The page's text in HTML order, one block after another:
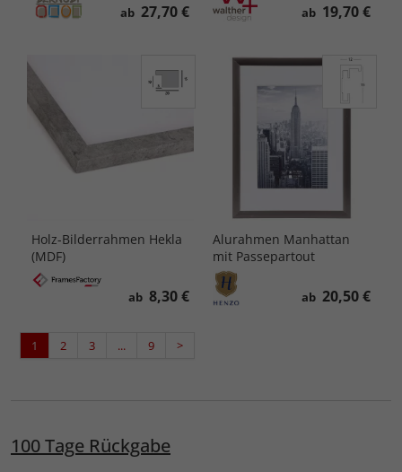
ab 27,70 € ab 19,70 €
Holz-Bilderrahmen Hekla
(MDF)
ab 8,30 €
Alurahmen Manhattan
mit Passepartout
ab 20,50 €
1 2 3 ... 9 >
100 Tage Rückgabe